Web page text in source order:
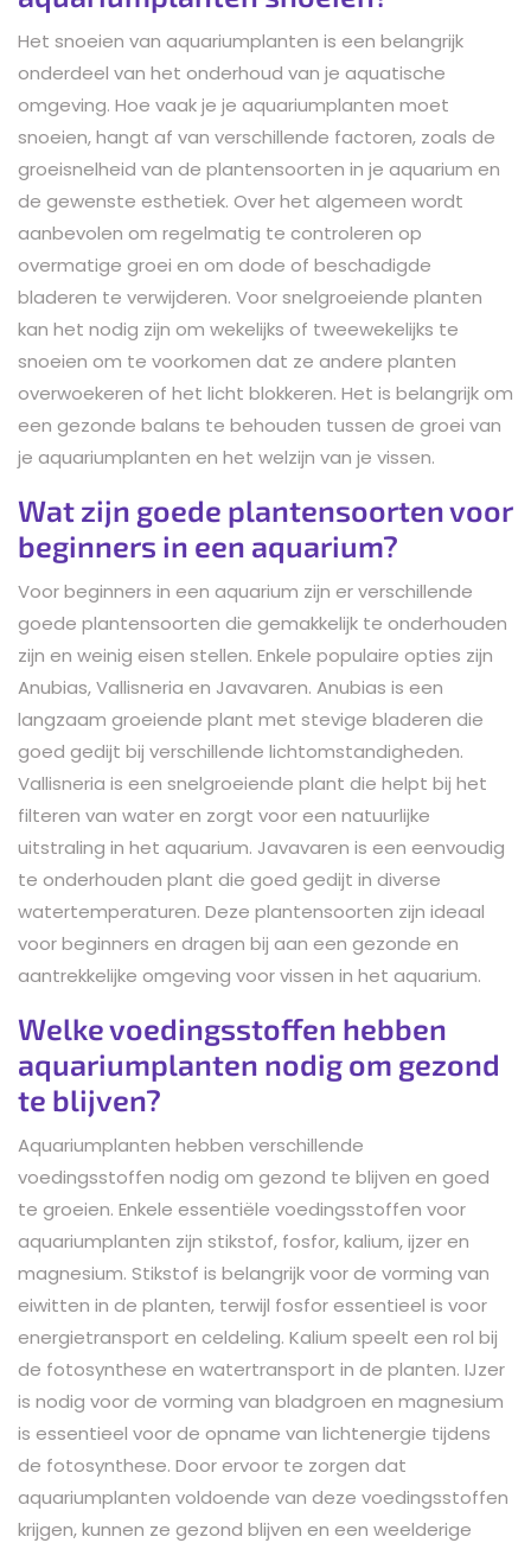
Het snoeien van aquariumplanten is een belangrijk
onderdeel van het onderhoud van je aquatische
omgeving. Hoe vaak je je aquariumplanten moet
snoeien, hangt af van verschillende factoren, zoals de
groeisnelheid van de plantensoorten in je aquarium en
de gewenste esthetiek. Over het algemeen wordt
aanbevolen om regelmatig te controleren op
overmatige groei en om dode of beschadigde
bladeren te verwijderen. Voor snelgroeiende planten
kan het nodig zijn om wekelijks of tweewekelijks te
snoeien om te voorkomen dat ze andere planten
overwoekeren of het licht blokkeren. Het is belangrijk om
een gezonde balans te behouden tussen de groei van
je aquariumplanten en het welzijn van je vissen.
Wat zijn goede plantensoorten voor
beginners in een aquarium?
Voor beginners in een aquarium zijn er verschillende
goede plantensoorten die gemakkelijk te onderhouden
zijn en weinig eisen stellen. Enkele populaire opties zijn
Anubias, Vallisneria en Javavaren. Anubias is een
langzaam groeiende plant met stevige bladeren die
goed gedijt bij verschillende lichtomstandigheden.
Vallisneria is een snelgroeiende plant die helpt bij het
filteren van water en zorgt voor een natuurlijke
uitstraling in het aquarium. Javavaren is een eenvoudig
te onderhouden plant die goed gedijt in diverse
watertemperaturen. Deze plantensoorten zijn ideaal
voor beginners en dragen bij aan een gezonde en
aantrekkelijke omgeving voor vissen in het aquarium.
Welke voedingsstoffen hebben
aquariumplanten nodig om gezond
te blijven?
Aquariumplanten hebben verschillende
voedingsstoffen nodig om gezond te blijven en goed
te groeien. Enkele essentiële voedingsstoffen voor
aquariumplanten zijn stikstof, fosfor, kalium, ijzer en
magnesium. Stikstof is belangrijk voor de vorming van
eiwitten in de planten, terwijl fosfor essentieel is voor
energietransport en celdeling. Kalium speelt een rol bij
de fotosynthese en watertransport in de planten. IJzer
is nodig voor de vorming van bladgroen en magnesium
is essentieel voor de opname van lichtenergie tijdens
de fotosynthese. Door ervoor te zorgen dat
aquariumplanten voldoende van deze voedingsstoffen
krijgen, kunnen ze gezond blijven en een weelderige